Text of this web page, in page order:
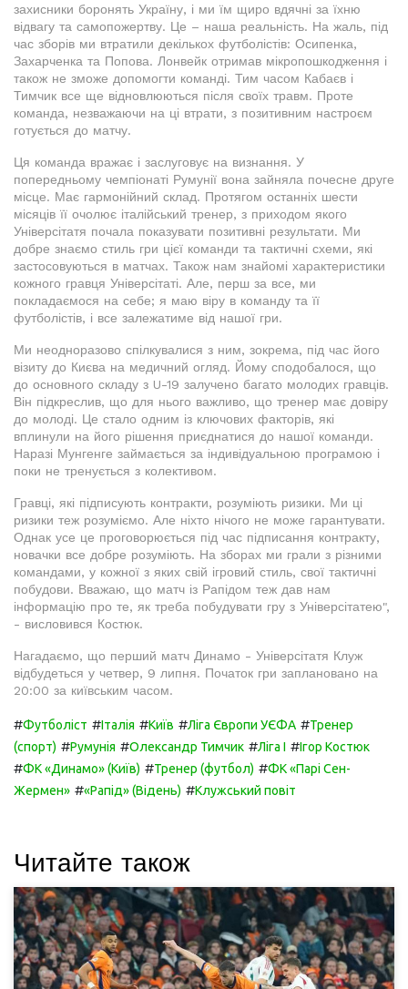
захисники боронять Україну, і ми їм щиро вдячні за їхню
відвагу та самопожертву. Це – наша реальність. На жаль, під
час зборів ми втратили декількох футболістів: Осипенка,
Захарченка та Попова. Лонвейк отримав мікропошкодження і
також не зможе допомогти команді. Тим часом Кабаєв і
Тимчик все ще відновлюються після своїх травм. Проте
команда, незважаючи на ці втрати, з позитивним настроєм
готується до матчу.
Ця команда вражає і заслуговує на визнання. У
попередньому чемпіонаті Румунії вона зайняла почесне друге
місце. Має гармонійний склад. Протягом останніх шести
місяців її очолює італійський тренер, з приходом якого
Універсітатя почала показувати позитивні результати. Ми
добре знаємо стиль гри цієї команди та тактичні схеми, які
застосовуються в матчах. Також нам знайомі характеристики
кожного гравця Універсітаті. Але, перш за все, ми
покладаємося на себе; я маю віру в команду та її
футболістів, і все залежатиме від нашої гри.
Ми неодноразово спілкувалися з ним, зокрема, під час його
візиту до Києва на медичний огляд. Йому сподобалося, що
до основного складу з U-19 залучено багато молодих гравців.
Він підкреслив, що для нього важливо, що тренер має довіру
до молоді. Це стало одним із ключових факторів, які
вплинули на його рішення приєднатися до нашої команди.
Наразі Мунгенге займається за індивідуальною програмою і
поки не тренується з колективом.
Гравці, які підписують контракти, розуміють ризики. Ми ці
ризики теж розуміємо. Але ніхто нічого не може гарантувати.
Однак усе це проговорюється під час підписання контракту,
новачки все добре розуміють. На зборах ми грали з різними
командами, у кожної з яких свій ігровий стиль, свої тактичні
побудови. Вважаю, що матч із Рапідом теж дав нам
інформацію про те, як треба побудувати гру з Універсітатею",
- висловився Костюк.
Нагадаємо, що перший матч Динамо - Універсітатя Клуж
відбудеться у четвер, 9 липня. Початок гри заплановано на
20:00 за київським часом.
#Футболіст #Італія #Київ #Ліга Європи УЄФА #Тренер
(спорт) #Румунія #Олександр Тимчик #Ліга I #Ігор Костюк
#ФК «Динамо» (Київ) #Тренер (футбол) #ФК «Парі Сен-
Жермен» #«Рапід» (Відень) #Клужський повіт
Читайте також